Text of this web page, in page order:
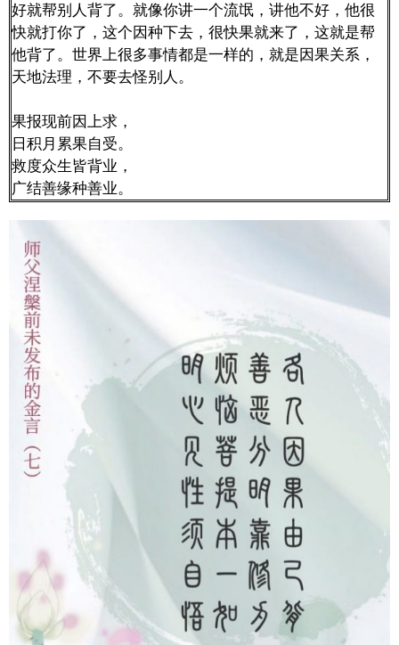
好就帮别人背了。就像你讲一个流氓，讲他不好，他很
快就打你了，这个因种下去，很快果就来了，这就是帮
他背了。世界上很多事情都是一样的，就是因果关系，
天地法理，不要去怪别人。
果报现前因上求，
日积月累果自受。
救度众生皆背业，
广结善缘种善业。